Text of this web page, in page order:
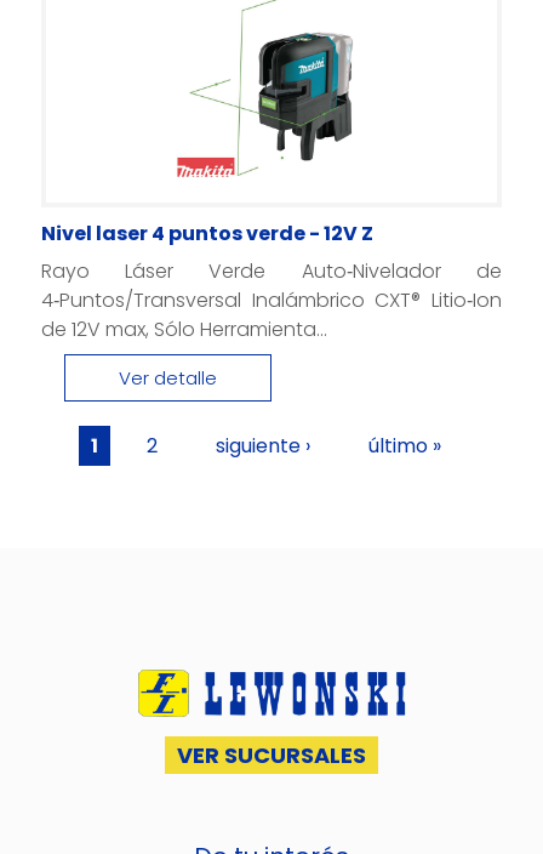
Nivel laser 4 puntos verde - 12V Z
Rayo Láser Verde Auto‑Nivelador de
4‑Puntos/Transversal Inalámbrico CXT® Litio‑Ion
de 12V max, Sólo Herramienta...
Ver detalle
Páginas
1 2 siguiente › último »
VER SUCURSALES